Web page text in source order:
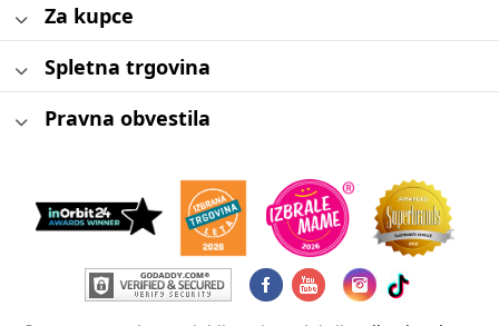
Za kupce
Spletna trgovina
Pravna obvestila